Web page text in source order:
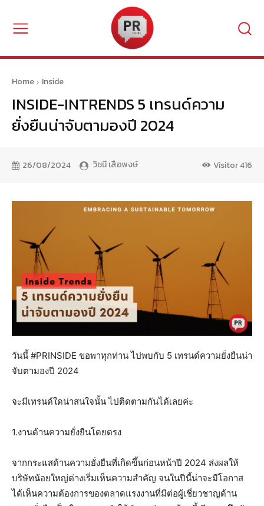
Home Inside
INSIDE-INTRENDS 5 เทรนด์ความ
ยั่งยืนน่าจับตามองปี 2024
26/08/2024 วิชนี เสือพงษ์ Visitor416
วันนี้ #PRINSIDE ขอพาทุกท่าน ไปพบกับ 5 เทรนด์ความยั่งยืนน่า
จับตามองปี 2024
จะมีเทรนด์ใดน่าสนใจนั้น ไปติดตามกันได้เลยค่ะ
1.งานด้านความยั่งยืนโดยตรง
จากกระแสด้านความยั่งยืนที่เกิดขึ้นก่อนหน้าปี 2024 ส่งผลให้
บริษัทน้อยใหญ่ต่างเริ่มเห็นความสำคัญ จนในปีนี้น่าจะมีโอกาส
ได้เห็นความต้องการของตลาดแรงงานที่มีต่อผู้เชี่ยวชาญด้าน